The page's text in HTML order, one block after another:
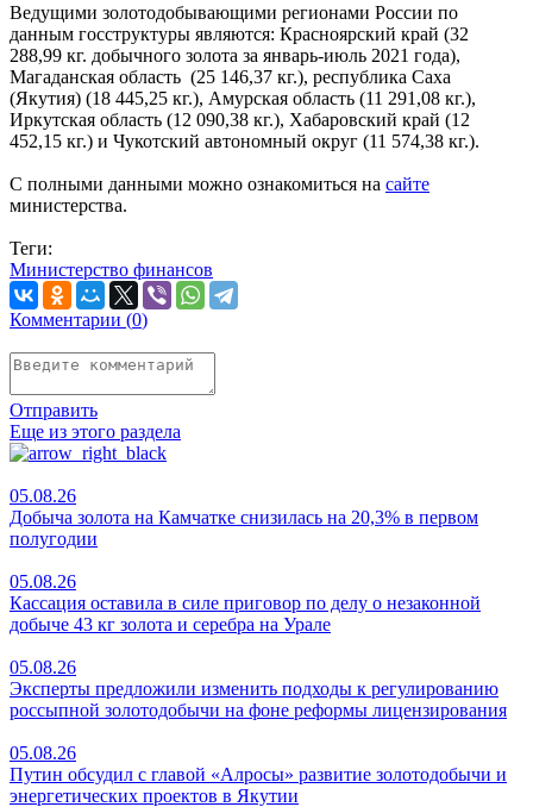
Ведущими золотодобывающими регионами России по
данным госструктуры являются: Красноярский край (32
288,99 кг. добычного золота за январь-июль 2021 года),
Магаданская область (25 146,37 кг.), республика Саха
(Якутия) (18 445,25 кг.), Амурская область (11 291,08 кг.),
Иркутская область (12 090,38 кг.), Хабаровский край (12
452,15 кг.) и Чукотский автономный округ (11 574,38 кг.).
С полными данными можно ознакомиться на сайте
министерства.
Теги:
Министерство финансов
Комментарии (0)
Отправить
Еще из этого раздела
05.08.26
Добыча золота на Камчатке снизилась на 20,3% в первом
полугодии
05.08.26
Кассация оставила в силе приговор по делу о незаконной
добыче 43 кг золота и серебра на Урале
05.08.26
Эксперты предложили изменить подходы к регулированию
россыпной золотодобычи на фоне реформы лицензирования
05.08.26
Путин обсудил с главой «Алросы» развитие золотодобычи и
энергетических проектов в Якутии